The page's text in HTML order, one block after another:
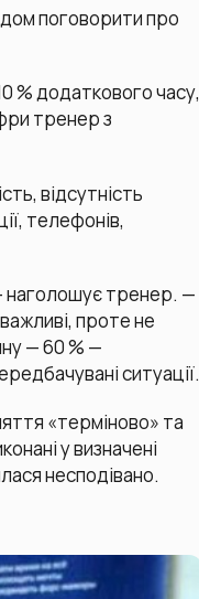
поговорити про
% додаткового часу,
тренер з
відсутність
телефонів,
наголошує тренер. —
проте не
— 60 % —
ситуації.
«терміново» та
у визначені
несподівано.